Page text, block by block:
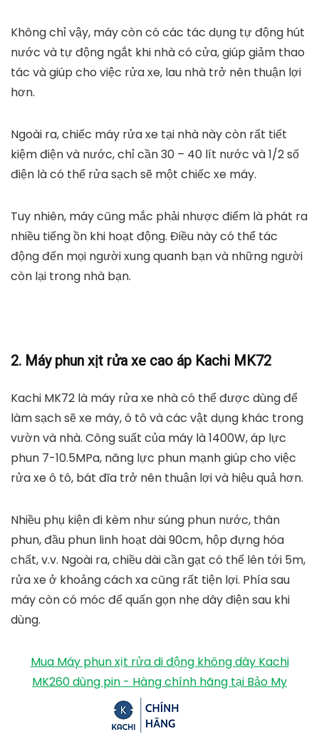
Không chỉ vậy, máy còn có các tác dụng tự động hút
nước và tự động ngắt khi nhà có cửa, giúp giảm thao
tác và giúp cho việc rửa xe, lau nhà trở nên thuận lợi
hơn.
Ngoài ra, chiếc máy rửa xe tại nhà này còn rất tiết
kiệm điện và nước, chỉ cần 30 – 40 lít nước và 1/2 số
điện là có thể rửa sạch sẽ một chiếc xe máy.
Tuy nhiên, máy cũng mắc phải nhược điểm là phát ra
nhiều tiếng ồn khi hoạt động. Điều này có thể tác
động đến mọi người xung quanh bạn và những người
còn lại trong nhà bạn.
2. Máy phun xịt rửa xe cao áp Kachi MK72
Kachi MK72 là máy rửa xe nhà có thể được dùng để
làm sạch sẽ xe máy, ô tô và các vật dụng khác trong
vườn và nhà. Công suất của máy là 1400W, áp lực
phun 7-10.5MPa, năng lực phun mạnh giúp cho việc
rửa xe ô tô, bát đĩa trở nên thuận lợi và hiệu quả hơn.
Nhiều phụ kiện đi kèm như súng phun nước, thân
phun, đầu phun linh hoạt dài 90cm, hộp đựng hóa
chất, v.v. Ngoài ra, chiều dài cần gạt có thể lên tới 5m,
rửa xe ở khoảng cách xa cũng rất tiện lợi. Phía sau
máy còn có móc để quấn gọn nhẹ dây điện sau khi
dùng.
Mua Máy phun xịt rửa di động không dây Kachi
MK260 dùng pin - Hàng chính hãng tại Bảo My